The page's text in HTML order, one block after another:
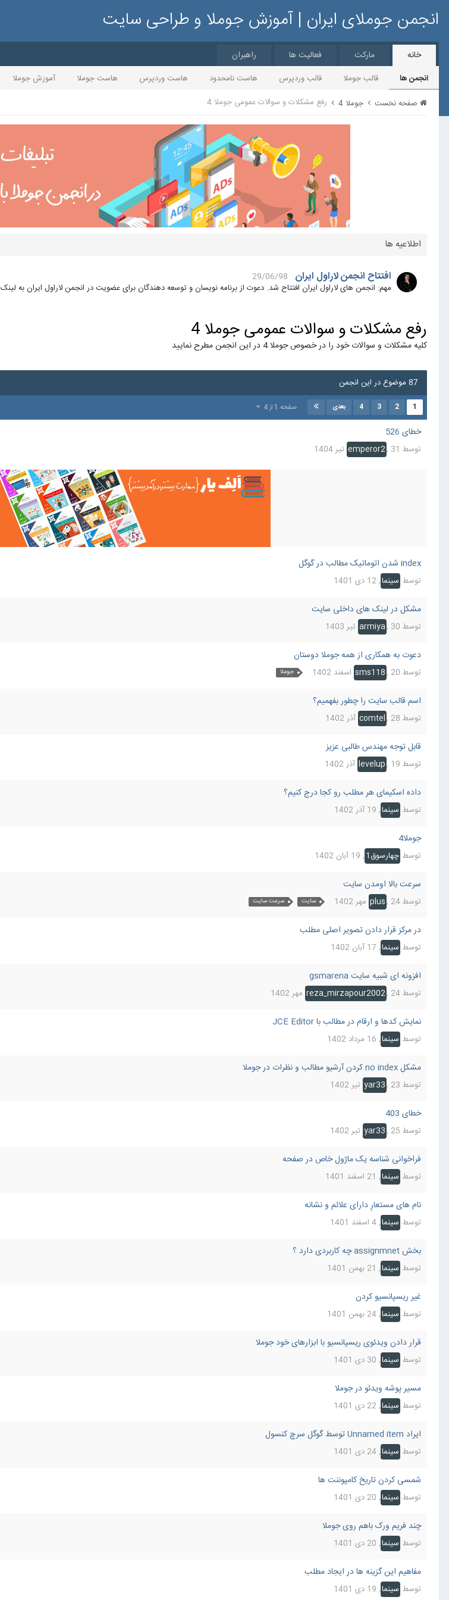
انجمن جوملای ایران | آموزش جوملا و طراحی سایت
خانه
انجمن ها قالب جوملا قالب وردپرس هاست نامحدود هاست وردپرس هاست جوملا آموزش جوملا
مارکت فعالیت ها راهبران
صفحه نخست جوملا 4 رفع مشکلات و سوالات عمومی جوملا 4
اطلاعیه ها
افتتاح انجمن لاراول ایران
29/06/98
مهم: انجمن های لاراول ایران افتتاح شد. دعوت از برنامه نویسان و توسعه دهندگان برای عضویت در انجمن لاراول ایران به لینک LaravelForum.ir مراجعه نمایید
رفع مشکلات و سوالات عمومی جوملا 4
کلیه مشکلات و سوالات خود را در خصوص جوملا 4 در این انجمن مطرح نمایید
87 موضوع در این انجمن
1
2
3
4 بعدی صفحه 1 از 4
خطای 526
توسط emperor2, 31 تیر 1404
index شدن اتوماتیک مطالب در گوگل
توسط سینما,12 دی 1401
مشکل در لینک های داخلی سایت
توسط armiya, 30 تیر 1403
دعوت به همکاری از همه جوملا دوستان
توسط sms118, 20 اسفند 1402 جوملا
اسم قالب سایت را چطور بفهمیم؟
توسط comtel, 28 آذر 1402
قابل توجه مهندس طالبی عزیز
توسط levelup, 19 آذر 1402
داده اسکیمای هر مطلب رو کجا درج کنیم؟
توسط سینما, 19 آذر 1402
جوملا4
توسط چهارسوق1 , 19 آبان 1402
سرعت بالا اومدن سایت
توسط plus, 24 مهر 1402 سایت سرعت سایت
در مرکز قرار دادن تصویر اصلی مطلب
توسط سینما, 17 آبان 1402
افزونه ای شبیه سایت gsmarena
توسط reza_mirzapour2002, 24 مهر 1402
نمایش کدها و ارقام در مطالب با JCE Editor
توسط سینما, 16 مرداد 1402
مشکل no index کردن آرشیو مطالب و نظرات در جوملا
توسط yar33, 23 تیر 1402
خطای 403
توسط yar33, 25 تیر 1402
فراخوانی شناسه یک ماژول خاص در صفحه
توسط سینما, 21 اسفند 1401
نام های مستعارِ دارای علائم و نشانه
توسط سینما,4 اسفند 1401
بخش assignmnet چه کاربردی دارد ؟
توسط سینما, 21 بهمن 1401
غیر ریسپانسیو کردن
توسط سینما,24 بهمن 1401
قرار دادن ویدئوی ریسپانسیو با ابزارهای خود جوملا
توسط سینما, 30 دی 1401
مسیر پوشه ویدئو در جوملا
توسط سینما,22 دی 1401
ایراد Unnamed item توسط گوگل سرچ کنسول
توسط سینما,24 دی 1401
شمسی کردن تاریخ کامپوننت ها
توسط سینما, 20 دی 1401
چند فریم ورک باهم روی جوملا
توسط سینما, 20 دی 1401
مفاهیم این گزینه ها در ایجاد مطلب
توسط سینما, 19 دی 1401